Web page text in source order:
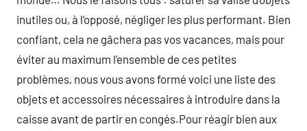
inutiles ou, à l’opposé, négliger les plus performant. Bien
confiant, cela ne gâchera pas vos vacances, mais pour
éviter au maximum l’ensemble de ces petites
problèmes, nous vous avons formé voici une liste des
objets et accessoires nécessaires à introduire dans la
caisse avant de partir en congés.Pour réagir bien aux